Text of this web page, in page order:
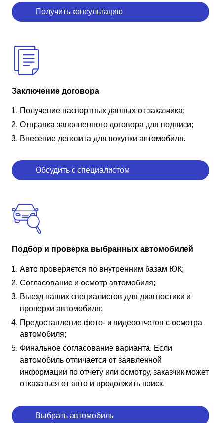
Получить консультацию
Заключение договора
Получение паспортных данных от заказчика;
Отправка заполненного договора для подписи;
Внесение депозита для покупки автомобиля.
Обсудить с специалистом
Подбор и проверка выбранных автомобилей
Авто проверяется по внутренним базам ЮК;
Согласование и осмотр автомобиля;
Выезд наших специалистов для диагностики и
проверки автомобиля;
Предоставление фото- и видеоотчетов с осмотра
автомобиля;
Финальное согласование варианта. Если
автомобиль отличается от заявленной
информации по отчету или осмотру, заказчик может
отказаться от авто и продолжить поиск.
Выбрать автомобиль